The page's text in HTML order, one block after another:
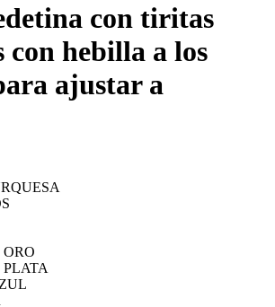
con tiritas
con hebilla a los
ajustar a